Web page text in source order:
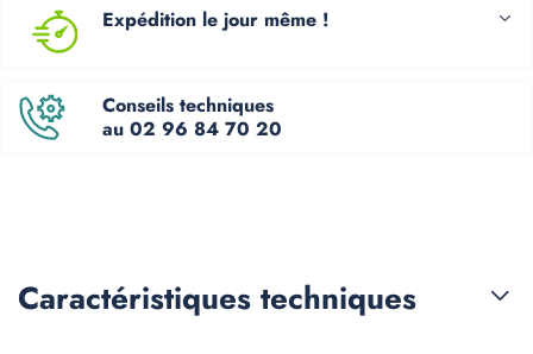
Expédition le jour même !
Conseils techniques
au 02 96 84 70 20
Caractéristiques techniques